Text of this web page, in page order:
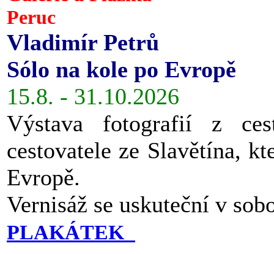
Peruc
Vladimír Petrů
Sólo na kole po Evropě
15.8. - 31.10.2026
Výstava fotografií z
cestovatele ze Slavětína,
Evropě.
Vernisáž se uskuteční v
PLAKÁTEK